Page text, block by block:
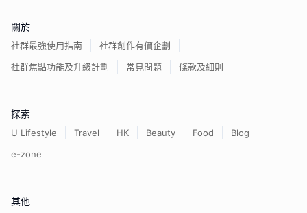
關於
社群最強使用指南
社群創作有價企劃
社群焦點功能及升級計劃
常見問題 條款及細則
探索
U Lifestyle Travel HK Beauty Food
Blog
e-zone
其他